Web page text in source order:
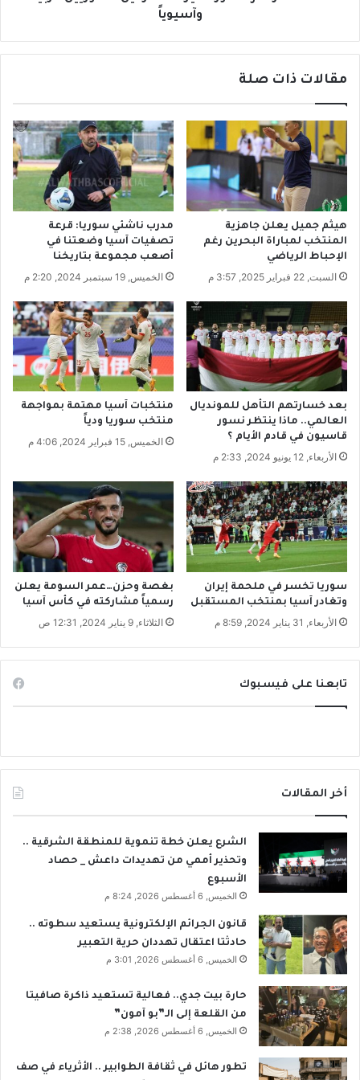
ل
ي
ب
م
ل
ق
ب
د
و
ر
ي
ا
ل
س
ر
ي
ل
ش
ب
ا
ب
ر
ز
ل
م
ر
ي
ن
ا
ل
س
و
ي
ي
ن
ع
ب
ي
اً
و
س
ي
و
ي
وآسيوياً
مقالات ذات صلة
هيثم جميل يعلن جاهزية
المنتخب لمباراة البحرين رغم
الإحباط الرياضي
السبت, 22 فبراير 2025, 3:57 م
مدرب ناشئي سوريا: قرعة
تصفيات آسيا وضعتنا في
أصعب مجموعة بتاريخنا
الخميس, 19 سبتمبر 2024, 2:20 م
بعد خسارتهم التأهل للمونديال
العالمي.. ماذا ينتظر نسور
قاسيون في قادم الأيام ؟
الأربعاء, 12 يونيو 2024, 2:33 م
منتخبات آسيا مهتمة بمواجهة
منتخب سوريا ودياً
الخميس, 15 فبراير 2024, 4:06 م
سوريا تخسر في ملحمة إيران
وتغادر آسيا بمنتخب المستقبل
الأربعاء, 31 يناير 2024, 8:59 م
بغصة وحزن…عمر السومة يعلن
رسمياً مشاركته في كأس آسيا
الثلاثاء, 9 يناير 2024, 12:31 ص
تابعنا على فيسبوك
أخر المقالات
الشرع يعلن خطة تنموية للمنطقة الشرقية ..
وتحذير أممي من تهديدات داعش _ حصاد
الأسبوع
الخميس, 6 أغسطس 2026, 8:24 م
قانون الجرائم الإلكترونية يستعيد سطوته ..
حادثتا اعتقال تهددان حرية التعبير
الخميس, 6 أغسطس 2026, 3:01 م
حارة بيت جدي.. فعالية تستعيد ذاكرة صافيتا
من القلعة إلى الـ”بو آمون”
الخميس, 6 أغسطس 2026, 2:38 م
تطور هائل في ثقافة الطوابير .. الأثرياء في صف